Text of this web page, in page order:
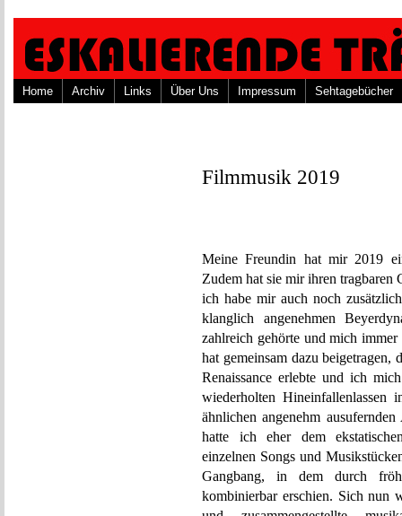
Home Archiv Links Über Uns Impressum Sehtagebücher
Filmmusik 2019
Meine Freundin hat mir 2019
Zudem hat sie mir ihren tragbaren
ich habe mir auch noch
klanglich angenehmen
zahlreich gehörte und mich
hat gemeinsam dazu beigetragen,
Renaissance erlebte und ich
wiederholten
ähnlichen angenehm
hatte ich eher dem
einzelnen Songs und
Gangbang, in dem durch
kombinierbar erschien. Sich nun